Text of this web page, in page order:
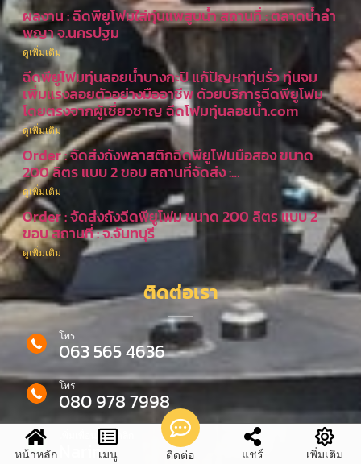
ผลงาน : ฉีดพียูโฟมใส่ทุ่นแพสูบน้ำ สถานที่ : ตลาดน้ำลำ
พญา จ.นครปฐม
ดูเพิ่มเติม
ฉีดพียูโฟมทุ่นลอยน้ำบางกะปิ แก้ปัญหาทุ่นรั่ว ทุ่นจม
เพิ่มแรงลอยตัวอย่างมืออาชีพ ด้วยบริการฉีดพียูโฟม
โดยตรงจากผู้เชี่ยวชาญ ฉีดโฟมทุ่นลอยน้ำ.com
ดูเพิ่มเติม
Order : จัดส่งถังพลาสติกฉีดพียูโฟมมือสอง ขนาด
200 ลิตร แบบ 2 ขอบ สถานที่จัดส่ง :…
ดูเพิ่มเติม
Order : จัดส่งถังฉีดพียูโฟม ขนาด 200 ลิตร แบบ 2
ขอบ สถานที่ : จ.จันทบุรี
ดูเพิ่มเติม
ติดต่อเรา
โทร
063 565 4636
โทร
080 978 7998
เพิ่มเพื่อนไลน์ คลิก
Narin
หน้าหลัก เมนู ติดต่อ แชร์ เพิ่มเติม